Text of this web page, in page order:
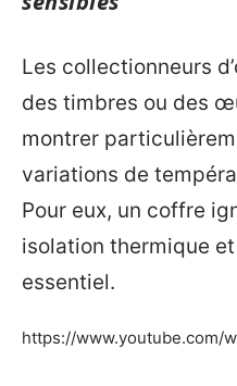
Les collectionneurs
des timbres ou des
montrer
variations de
Pour eux, un coffre
isolation thermique
essentiel.
https://www.youtube.com/